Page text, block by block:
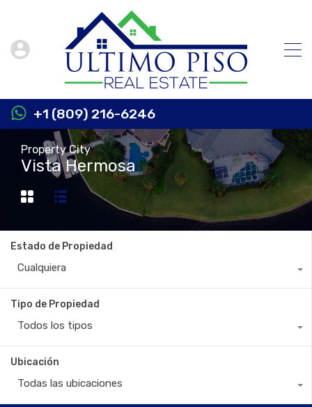
+1 (809) 216-6246
Property City
Vista Hermosa
Estado de Propiedad
Cualquiera
Tipo de Propiedad
Todos los tipos
Ubicación
Todas las ubicaciones